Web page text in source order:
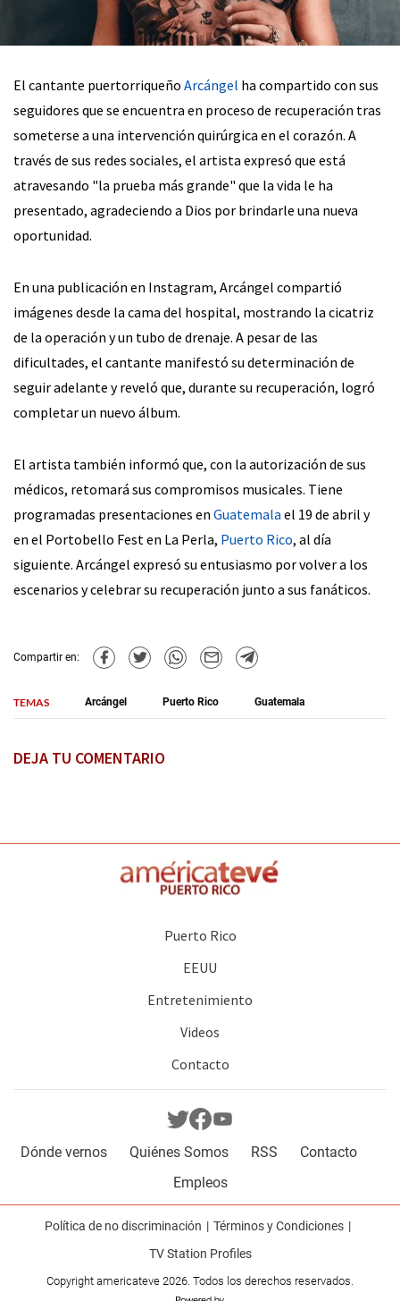
El cantante puertorriqueño Arcángel ha compartido con sus
seguidores que se encuentra en proceso de recuperación tras
someterse a una intervención quirúrgica en el corazón. A
través de sus redes sociales, el artista expresó que está
atravesando "la prueba más grande" que la vida le ha
presentado, agradeciendo a Dios por brindarle una nueva
oportunidad.
En una publicación en Instagram, Arcángel compartió
imágenes desde la cama del hospital, mostrando la cicatriz
de la operación y un tubo de drenaje. A pesar de las
dificultades, el cantante manifestó su determinación de
seguir adelante y reveló que, durante su recuperación, logró
completar un nuevo álbum.
El artista también informó que, con la autorización de sus
médicos, retomará sus compromisos musicales. Tiene
programadas presentaciones en Guatemala el 19 de abril y
en el Portobello Fest en La Perla, Puerto Rico, al día
siguiente. Arcángel expresó su entusiasmo por volver a los
escenarios y celebrar su recuperación junto a sus fanáticos.
Compartir en:
TEMAS Arcángel Puerto Rico Guatemala
DEJA TU COMENTARIO
Puerto Rico
EEUU
Entretenimiento
Videos
Contacto
Dónde vernos Quiénes Somos RSS
Contacto
Empleos
Política de no discriminación
Términos y Condiciones
TV Station Profiles
Copyright americateve 2026. Todos los derechos reservados.